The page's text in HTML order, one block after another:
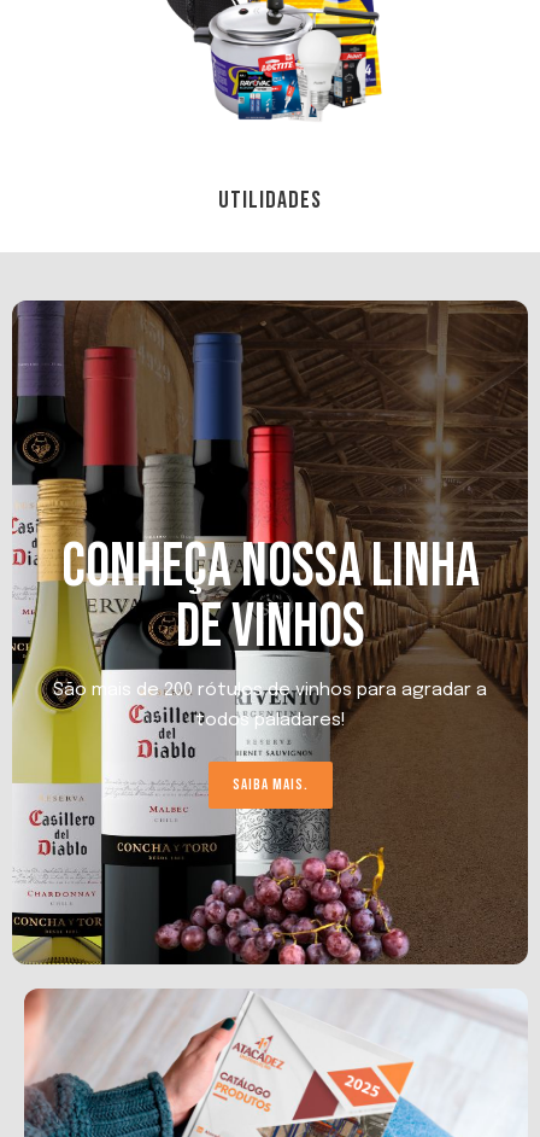
UTILIDADES
CONHEÇA NOSSA LINHA
DE VINHOS
São mais de 200 rótulos de vinhos para agradar a
todos paladares!
SAIBA MAIS.
DISCOVERY
NEW MENU